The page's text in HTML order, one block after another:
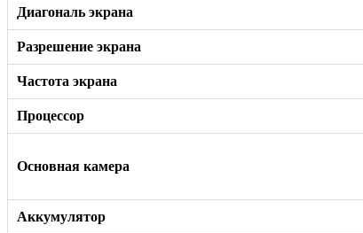
Диагональ экрана
Разрешение экрана
Частота экрана
Процессор
Основная камера
Аккумулятор